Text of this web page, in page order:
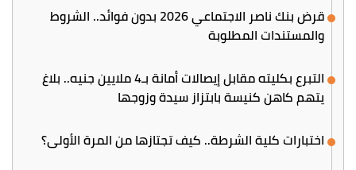
قرض بنك ناصر الاجتماعي 2026 بدون فوائد.. الشروط
والمستندات المطلوبة
التبرع بكليته مقابل إيصالات أمانة بـ4 ملايين جنيه.. بلاغ
يتهم كاهن كنيسة بابتزاز سيدة وزوجها
اختبارات كلية الشرطة.. كيف تجتازها من المرة الأولى؟